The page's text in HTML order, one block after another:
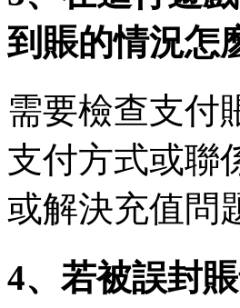
到賬的情況怎
需要檢查支付
支付方式或聯
或解決充值問
4、若被誤封